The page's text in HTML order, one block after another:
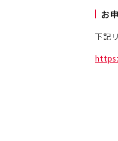
お
下記